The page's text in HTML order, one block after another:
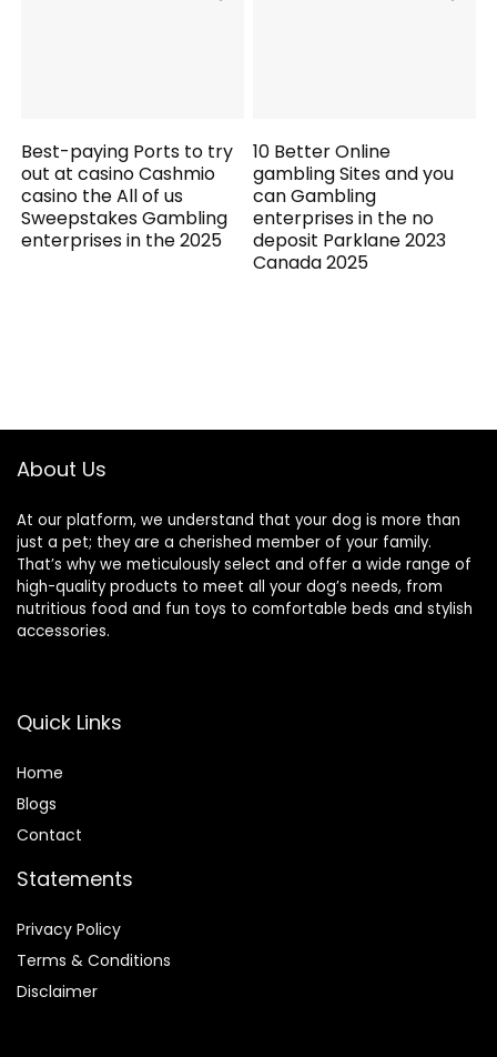
Best-paying Ports to try
out at casino Cashmio
casino the All of us
Sweepstakes Gambling
enterprises in the 2025
10 Better Online
gambling Sites and you
can Gambling
enterprises in the no
deposit Parklane 2023
Canada 2025
About Us
At our platform, we understand that your dog is more than
just a pet; they are a cherished member of your family.
That’s why we meticulously select and offer a wide range of
high-quality products to meet all your dog’s needs, from
nutritious food and fun toys to comfortable beds and stylish
accessories.
Quick Links
Home
Blogs
Contact
Statements
Privacy Policy
Terms & Conditions
Disclaimer